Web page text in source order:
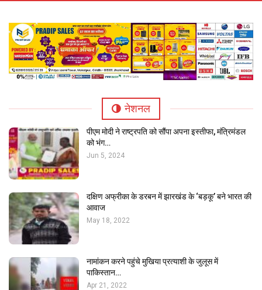
MAIN SLIDER
बिजली दर में बढ़ोतरी का भाजयुमो ने जताया विरोध, फूंका
सीएम…
नेशनल
पीएम मोदी ने राष्ट्रपति को सौंपा अपना इस्तीफा, मंत्रिमंडल
को भंग…
Jun 5, 2024
दक्षिण अफ्रीका के डरबन में झारखंड के ‘बड़कू’ बने भारत की
आवाज
May 18, 2022
नामांकन करने पहुंचे मुखिया प्रत्याशी के जुलूस में
पाकिस्तान…
Apr 21, 2022